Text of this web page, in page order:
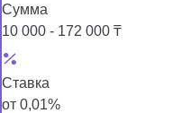
Сумма
10 000 - 172 000 ₸
Ставка
от 0,01%